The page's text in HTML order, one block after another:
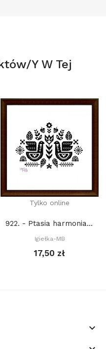
y W Tej
Tylko online
922. - Ptasia harmonia 4. (PDF)
Igiełka-MB
17,50 zł
keyboard_arrow_down